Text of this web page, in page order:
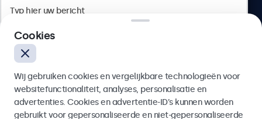
4.8/5 door 5000+ bedrijven
Nederlands
Cookies
Wij gebruiken cookies en vergelijkbare technologieën voor
websitefunctionaliteit, analyses, personalisatie en
advertenties. Cookies en advertentie-ID’s kunnen worden
gebruikt voor gepersonaliseerde en niet-gepersonaliseerde